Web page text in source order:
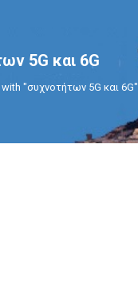
5G και 6G
"συχνοτήτων 5G και 6G"